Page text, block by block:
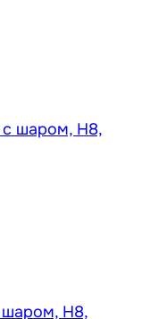
H8,